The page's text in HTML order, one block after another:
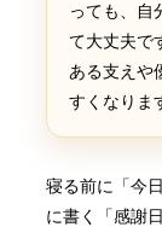
っても、自
て大丈夫で
ある支えや
すくなりま
寝る前に「今
に書く「感謝